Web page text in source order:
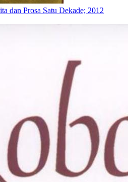
dan Prosa Satu Dekade; 2012